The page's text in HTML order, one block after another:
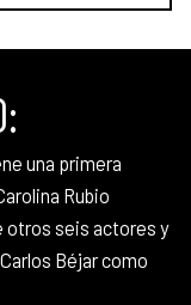
una primera
Rubio
otros seis actores y
Béjar como